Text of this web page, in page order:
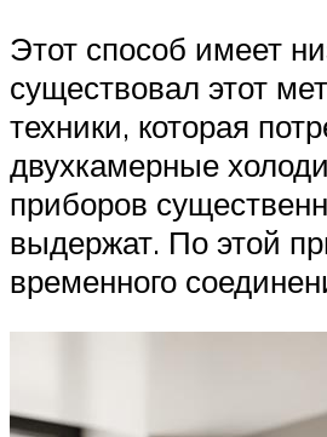
Этот способ имеет
существовал этот
техники, которая
двухкамерные
приборов
выдержат. По этой
временного